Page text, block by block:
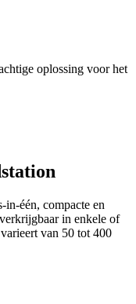
oplossing voor het
één, compacte en
in enkele of
van 50 tot 400